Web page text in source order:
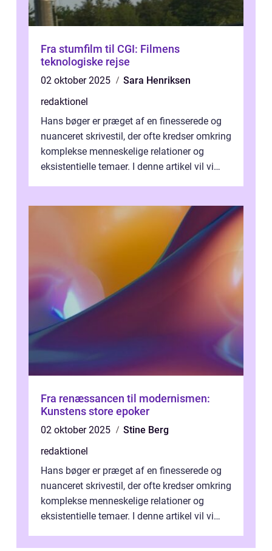
Fra stumfilm til CGI: Filmens
teknologiske rejse
02 oktober 2025
Sara Henriksen
redaktionel
Hans bøger er præget af en finesserede og
nuanceret skrivestil, der ofte kredser omkring
komplekse menneskelige relationer og
eksistentielle temaer. I denne artikel vil vi
Fra renæssancen til modernismen:
Kunstens store epoker
02 oktober 2025
Stine Berg
redaktionel
Hans bøger er præget af en finesserede og
nuanceret skrivestil, der ofte kredser omkring
komplekse menneskelige relationer og
eksistentielle temaer. I denne artikel vil vi